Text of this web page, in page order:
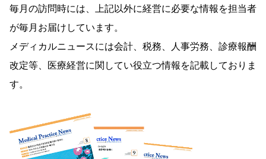
毎月の訪問時には、上記以外に経営に必要な情報を担当者
が毎月お届けしています。
メディカルニュースには会計、税務、人事労務、診療報酬
改定等、医療経営に関してい役立つ情報を記載しておりま
す。